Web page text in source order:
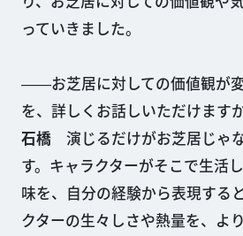
っていきました。
――お芝居に対しての価値観が
を、詳しくお話しいただけます
石橋演じるだけがお芝居じゃ
す。キャラクターがそこで生活
味を、自分の経験から表現す
クターの生々しさや熱量を、よ